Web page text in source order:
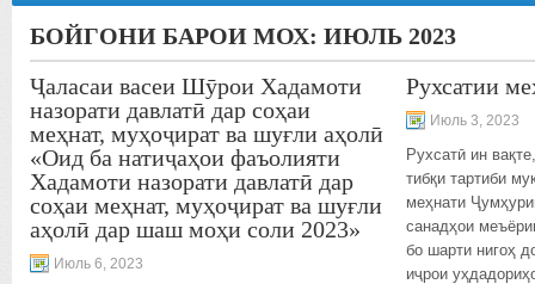
БОЙГОНИ БАРОИ МОХ: ИЮЛЬ 2023
Ҷаласаи васеи Шӯрои Хадамоти
назорати давлатӣ дар соҳаи
меҳнат, муҳоҷират ва шуғли аҳолӣ
«Оид ба натиҷаҳои фаъолияти
Хадамоти назорати давлатӣ дар
соҳаи меҳнат, муҳоҷират ва шуғли
аҳолӣ дар шаш моҳи соли 2023»
Июль 6, 2023
Рухсатии
Июль 3, 2023
Рухсатӣ ин
тибқи тартиби
меҳнати
санадҳои
бо шарти нигоҳ
иҷрои